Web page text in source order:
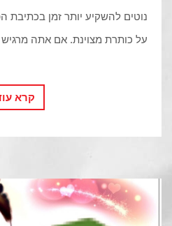
נוטים להשקיע יותר זמן
על כותרת מצוינת. אם אתה
קרא